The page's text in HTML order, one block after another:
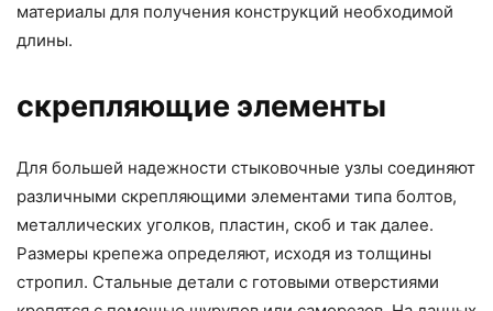
материалы для получения конструкций необходимой
длины.
скрепляющие элементы
Для большей надежности стыковочные узлы соединяют
различными скрепляющими элементами типа болтов,
металлических уголков, пластин, скоб и так далее.
Размеры крепежа определяют, исходя из толщины
стропил. Стальные детали с готовыми отверстиями